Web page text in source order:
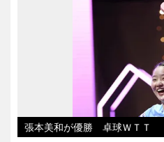
張本美和が優勝 卓球ＷＴＴ